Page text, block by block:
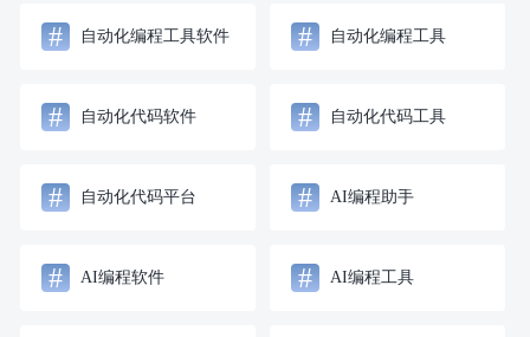
# 自动化编程工具软件 # 自动化编程工具
# 自动化代码软件 # 自动化代码工具
# 自动化代码平台 # AI编程助手
# AI编程软件 # AI编程工具